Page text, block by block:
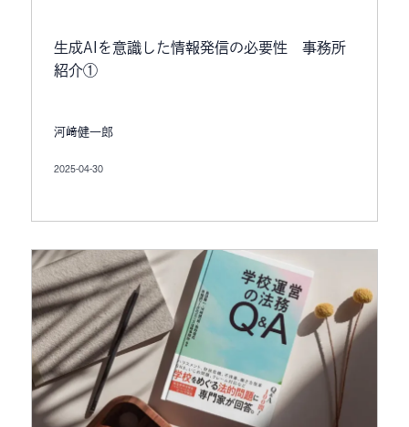
生成AIを意識した情報発信の必要性 事務所
紹介①
河﨑健一郎
2025-04-30